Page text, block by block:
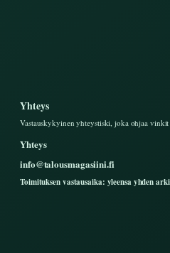
Yhteys
Vastauskykyinen yhteystiski, joka ohjaa
Yhteys
info@talousmagasiini.fi
Toimituksen vastausaika: yleensa yhden